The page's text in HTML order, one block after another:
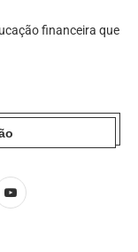
financeira que